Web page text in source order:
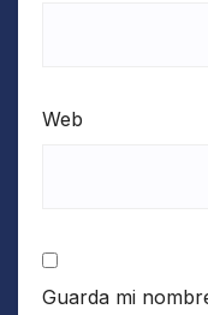
Web
Guarda mi